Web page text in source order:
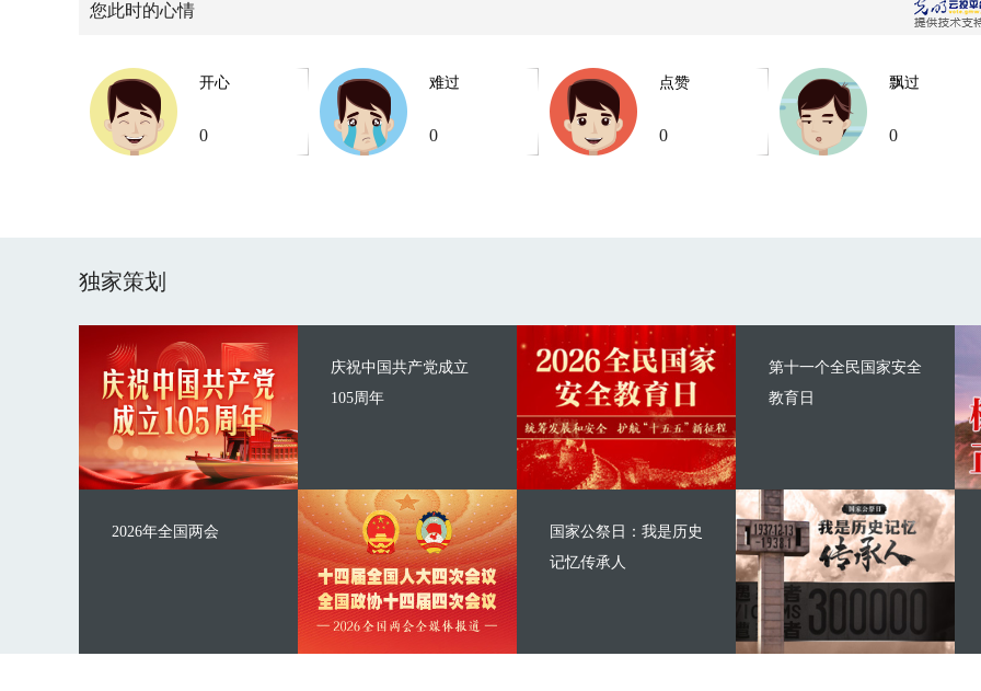
您此时的心情
开心
0
难过
0
点赞
0
飘过
0
独家策划
庆祝中国共产党成立
105周年
2026年全国两会
第十一个全民国家安全
教育日
国家公祭日：我是历史
记忆传承人